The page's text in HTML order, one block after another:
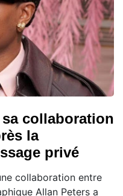
collaboration
la
privé
collaboration entre
Allan Peters a